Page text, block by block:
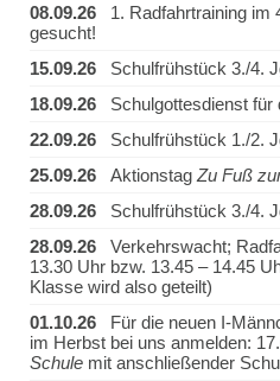
08.09.26 1. Radfahrtraining im
gesucht!
15.09.26 Schulfrühstück 3./4.
18.09.26 Schulgottesdienst für
22.09.26 Schulfrühstück 1./2.
25.09.26 Aktionstag Zu Fuß
28.09.26 Schulfrühstück 3./4.
28.09.26
Verkehrswacht;
13.30 Uhr bzw. 13.45 – 14.45
Klasse wird also geteilt)
01.10.26 Für die neuen I-
im Herbst bei uns anmelden:
Schule mit anschließender